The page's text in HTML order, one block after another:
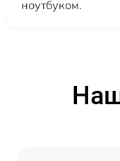
ноутбуком.